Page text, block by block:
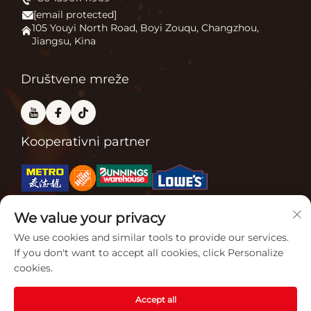
Vijesti
Kontaktirajte nas
Često se javljaju pitanja
Kamin na otvorenom
Peć za pizzu
[email protected]
105 Youyi North Road, Boyi Zouqu, Changzhou,
Jiangsu, Kina
Društvene mreže
Kooperativni partner
Povezane certifikacije
We value your privacy
We use cookies and similar tools to provide our services.
If you don't want to accept all cookies, click Personalize
cookies.
Accept all